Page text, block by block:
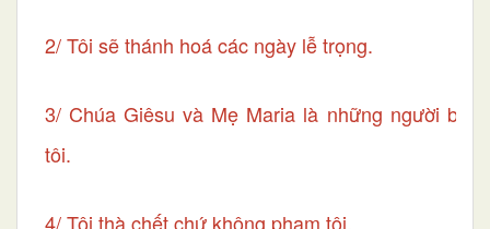
2/ Tôi sẽ thánh hoá các ngày lễ trọng.
3/ Chúa Giêsu và Mẹ Maria là những người bạn
tôi.
4/ Tôi thà chết chứ không phạm tội.